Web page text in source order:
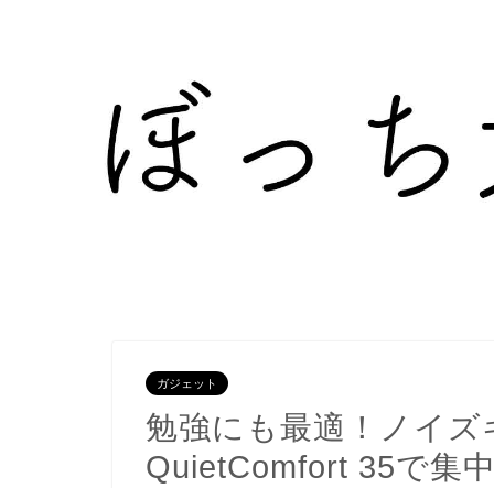
ガジェット
勉強にも最適！ノイ
QuietComfort 35で集